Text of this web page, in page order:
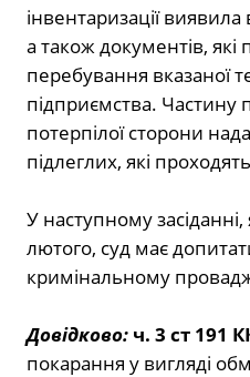
інвентаризації виявила
а також документів, які
перебування вказаної
підприємства. Частину
потерпілої сторони
підлеглих, які
У наступному
лютого, суд має
кримінальному
Довідково: ч. 3 ст 191
покарання у вигляді